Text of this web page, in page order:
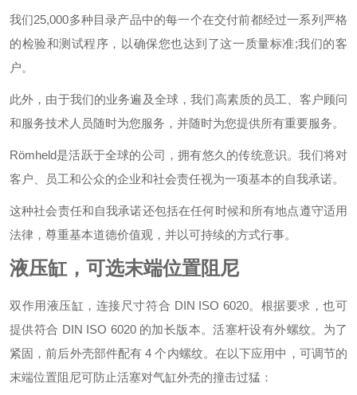
我们25,000多种目录产品中的每一个在交付前都经过一系列严格
的检验和测试程序，以确保您也达到了这一质量标准;我们的客
户。
此外，由于我们的业务遍及全球，我们高素质的员工、客户顾问
和服务技术人员随时为您服务，并随时为您提供所有重要服务。
Römheld是活跃于全球的公司，拥有悠久的传统意识。我们将对
客户、员工和公众的企业和社会责任视为一项基本的自我承诺。
这种社会责任和自我承诺还包括在任何时候和所有地点遵守适用
法律，尊重基本道德价值观，并以可持续的方式行事。
液压缸，可选末端位置阻尼
双作用液压缸，连接尺寸符合 DIN ISO 6020。根据要求，也可
提供符合 DIN ISO 6020 的加长版本。活塞杆设有外螺纹。为了
紧固，前后外壳部件配有 4 个内螺纹。在以下应用中，可调节的
末端位置阻尼可防止活塞对气缸外壳的撞击过猛：